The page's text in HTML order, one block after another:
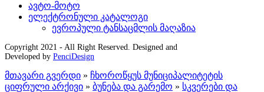
ავტო-მოტო
ელექტრონული კატალოგი
ევროპული ტანსაცმლის მაღაზია
Copyright 2021 - All Right Reserved. Designed and
Developed by PenciDesign
მთავარი გვერდი » ჩხოროწყუს მუნიციპალიტეტის
ციფრული არქივი » ბუნება და გარემო » სკვერები და